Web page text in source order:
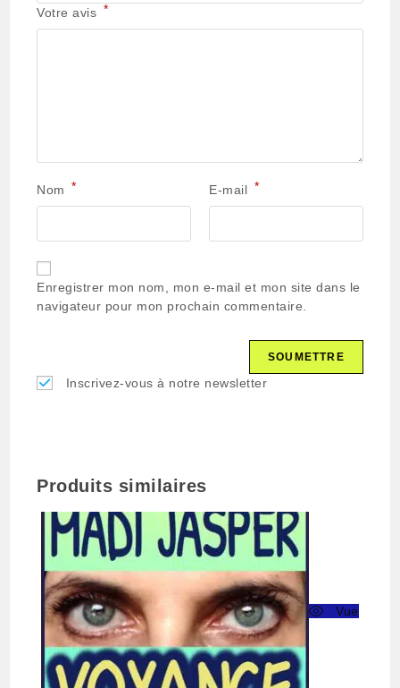
Votre avis *
Nom * E-mail *
Enregistrer mon nom, mon e-mail et mon site dans le
navigateur pour mon prochain commentaire.
Inscrivez-vous à notre newsletter
Produits similaires
Vue